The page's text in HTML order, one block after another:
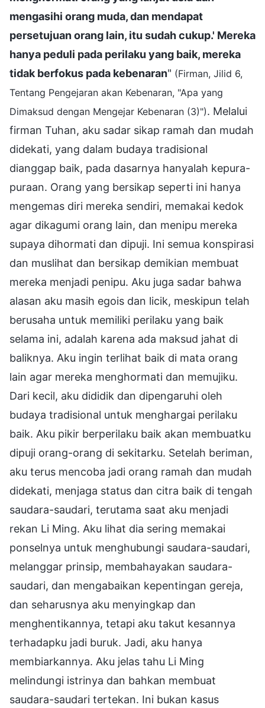
mengasihi orang muda, dan mendapat
persetujuan orang lain, itu sudah cukup.' Mereka
hanya peduli pada perilaku yang baik, mereka
tidak berfokus pada kebenaran" (Firman, Jilid 6,
Tentang Pengejaran akan Kebenaran, "Apa yang
Dimaksud dengan Mengejar Kebenaran (3)"). Melalui
firman Tuhan, aku sadar sikap ramah dan mudah
didekati, yang dalam budaya tradisional
dianggap baik, pada dasarnya hanyalah kepura-
puraan. Orang yang bersikap seperti ini hanya
mengemas diri mereka sendiri, memakai kedok
agar dikagumi orang lain, dan menipu mereka
supaya dihormati dan dipuji. Ini semua konspirasi
dan muslihat dan bersikap demikian membuat
mereka menjadi penipu. Aku juga sadar bahwa
alasan aku masih egois dan licik, meskipun telah
berusaha untuk memiliki perilaku yang baik
selama ini, adalah karena ada maksud jahat di
baliknya. Aku ingin terlihat baik di mata orang
lain agar mereka menghormati dan memujiku.
Dari kecil, aku dididik dan dipengaruhi oleh
budaya tradisional untuk menghargai perilaku
baik. Aku pikir berperilaku baik akan membuatku
dipuji orang-orang di sekitarku. Setelah beriman,
aku terus mencoba jadi orang ramah dan mudah
didekati, menjaga status dan citra baik di tengah
saudara-saudari, terutama saat aku menjadi
rekan Li Ming. Aku lihat dia sering memakai
ponselnya untuk menghubungi saudara-saudari,
melanggar prinsip, membahayakan saudara-
saudari, dan mengabaikan kepentingan gereja,
dan seharusnya aku menyingkap dan
menghentikannya, tetapi aku takut kesannya
terhadapku jadi buruk. Jadi, aku hanya
membiarkannya. Aku jelas tahu Li Ming
melindungi istrinya dan bahkan membuat
saudara-saudari tertekan. Ini bukan kasus